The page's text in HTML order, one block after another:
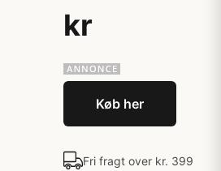
kr
Køb her
Fri fragt over kr. 399